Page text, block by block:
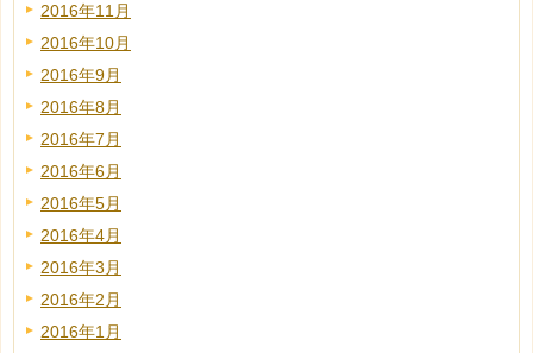
2016年11月
2016年10月
2016年9月
2016年8月
2016年7月
2016年6月
2016年5月
2016年4月
2016年3月
2016年2月
2016年1月